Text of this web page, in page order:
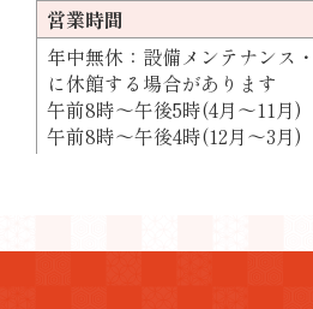
営業時間
年中無休：設備メンテナンス
に休館する場合があります
午前8時～午後5時(4月～11月)
午前8時～午後4時(12月～3月)